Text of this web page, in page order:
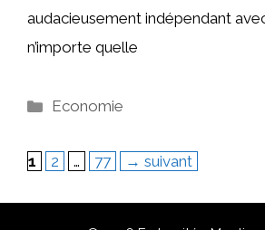
audacieusement indépendant
n’importe quelle
Catégories
Economie
Page
1 Page
2 … Page
77 → suivant